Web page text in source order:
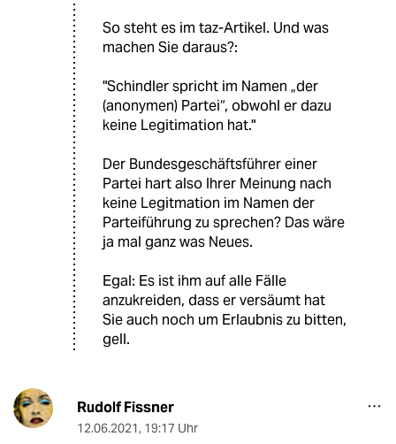
So steht es im taz-Artikel. Und was
machen Sie daraus?:
"Schindler spricht im Namen „der
(anonymen) Partei“, obwohl er dazu
keine Legitimation hat."
Der Bundesgeschäftsführer einer
Partei hart also Ihrer Meinung nach
keine Legitmation im Namen der
Parteiführung zu sprechen? Das wäre
ja mal ganz was Neues.
Egal: Es ist ihm auf alle Fälle
anzukreiden, dass er versäumt hat
Sie auch noch um Erlaubnis zu bitten,
gell.
Rudolf Fissner
12.06.2021, 19:17 Uhr